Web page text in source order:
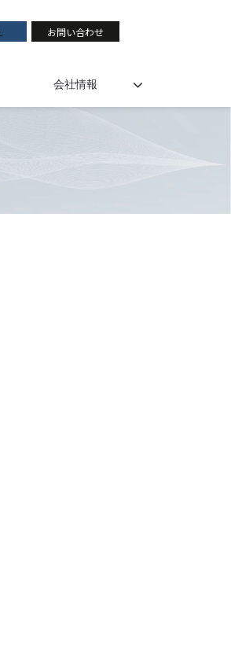
お問い合わせ
会社情報